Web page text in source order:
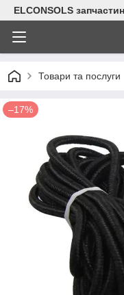
ELCONSOLS
Товари та послуги
–17%